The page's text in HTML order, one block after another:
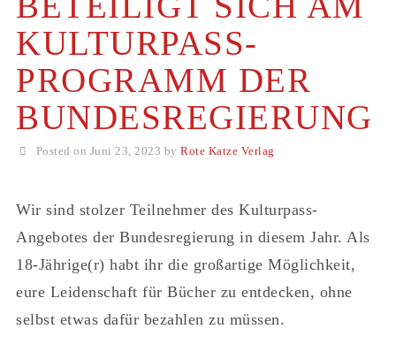
KULTURPASS-
PROGRAMM DER
BUNDESREGIERUNG
Posted on Juni 23, 2023 byRote Katze Verlag
Wir sind stolzer Teilnehmer des Kulturpass-
Angebotes der Bundesregierung in diesem Jahr. Als
18-Jährige(r) habt ihr die großartige Möglichkeit,
eure Leidenschaft für Bücher zu entdecken, ohne
selbst etwas dafür bezahlen zu müssen.